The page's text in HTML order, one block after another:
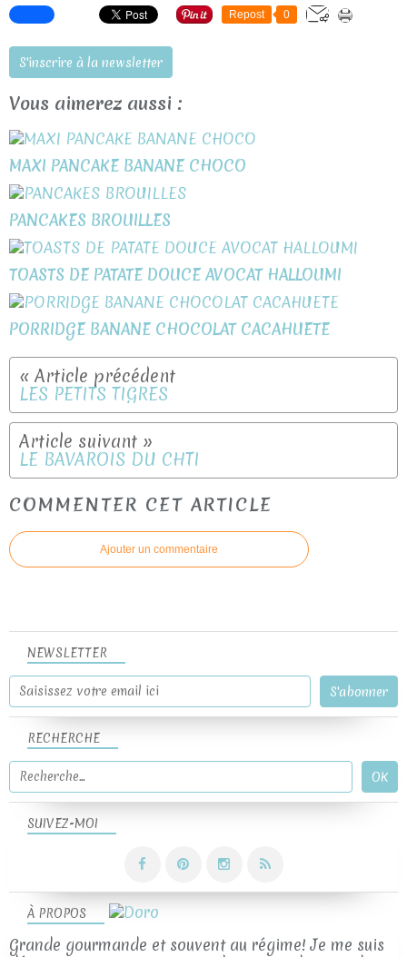
Repost 0
S'inscrire à la newsletter
Vous aimerez aussi :
MAXI PANCAKE BANANE CHOCO
PANCAKES BROUILLES
TOASTS DE PATATE DOUCE AVOCAT HALLOUMI
PORRIDGE BANANE CHOCOLAT CACAHUETE
LES PETITS TIGRES
LE BAVAROIS DU CHTI
COMMENTER CET ARTICLE
Ajouter un commentaire
NEWSLETTER
SUIVEZ-MOI
RECHERCHE
À PROPOS
Grande gourmande et souvent au régime! Je me suis